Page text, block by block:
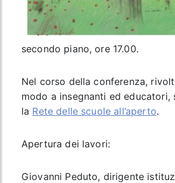
secondo piano, ore 17.00.
Nel corso della conferenza,
modo a insegnanti ed educatori,
la Rete delle scuole all’aperto.
Apertura dei lavori:
Giovanni Peduto, dirigente